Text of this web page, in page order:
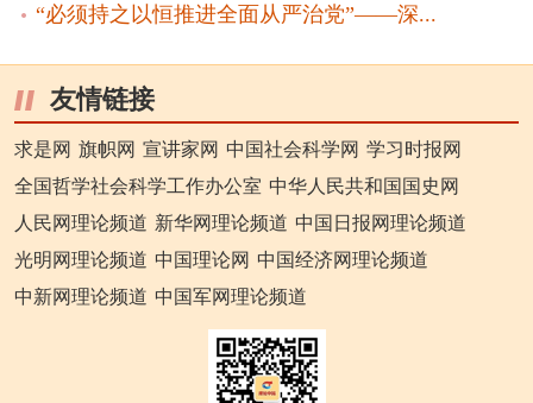
“必须持之以恒推进全面从严治党”——深...
友情链接
求是网 旗帜网 宣讲家网 中国社会科学网 学习时报网
全国哲学社会科学工作办公室 中华人民共和国国史网
人民网理论频道 新华网理论频道 中国日报网理论频道
光明网理论频道 中国理论网 中国经济网理论频道
中新网理论频道 中国军网理论频道